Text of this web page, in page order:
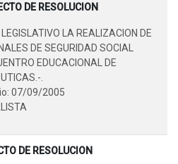
DE RESOLUCION
LA REALIZACION DE
DE SEGURIDAD SOCIAL
EDUCACIONAL DE
.
07/09/2005
DE RESOLUCION